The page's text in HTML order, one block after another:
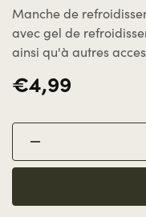
Manche de
avec gel de
ainsi qu'à autres
€4,99